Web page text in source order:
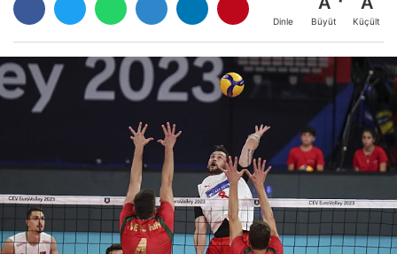
Dinle Büyüt Küçült